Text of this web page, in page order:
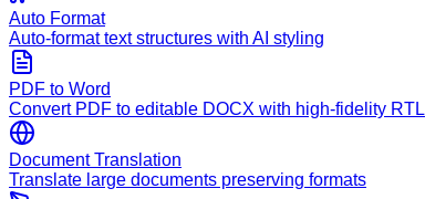
Auto Format
Auto-format text structures with AI styling
PDF to Word
Convert PDF to editable DOCX with high-fidelity RTL
Document Translation
Translate large documents preserving formats